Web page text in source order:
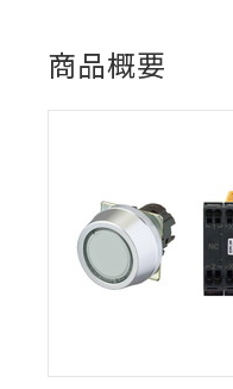
商品概要